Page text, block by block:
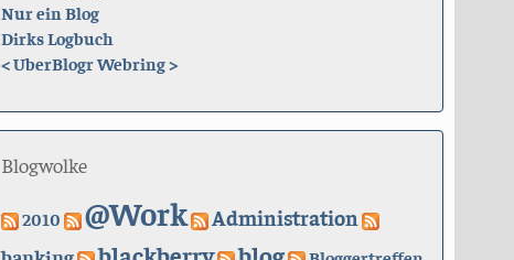
Nur ein Blog
Dirks Logbuch
<UberBlogr Webring>
Blogwolke
2010 @Work Administration